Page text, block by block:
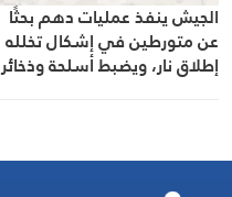
الجيش ينفذ عمليات دهم بحثًا
عن متورطين في إشكال تخلله
إطلاق نار، ويضبط أسلحة وذخائر